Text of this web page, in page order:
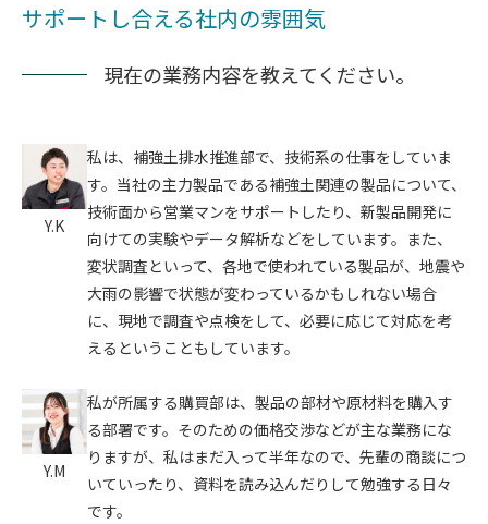
サポートし合える社内の雰囲気
現在の業務内容を教えてください。
Y.K
私は、補強土排水推進部で、技術系の仕事をしていま
す。当社の主力製品である補強土関連の製品について、
技術面から営業マンをサポートしたり、新製品開発に
向けての実験やデータ解析などをしています。また、
変状調査といって、各地で使われている製品が、地震や
大雨の影響で状態が変わっているかもしれない場合
に、現地で調査や点検をして、必要に応じて対応を考
えるということもしています。
Y.M
私が所属する購買部は、製品の部材や原材料を購入す
る部署です。そのための価格交渉などが主な業務にな
りますが、私はまだ入って半年なので、先輩の商談につ
いていったり、資料を読み込んだりして勉強する日々
です。